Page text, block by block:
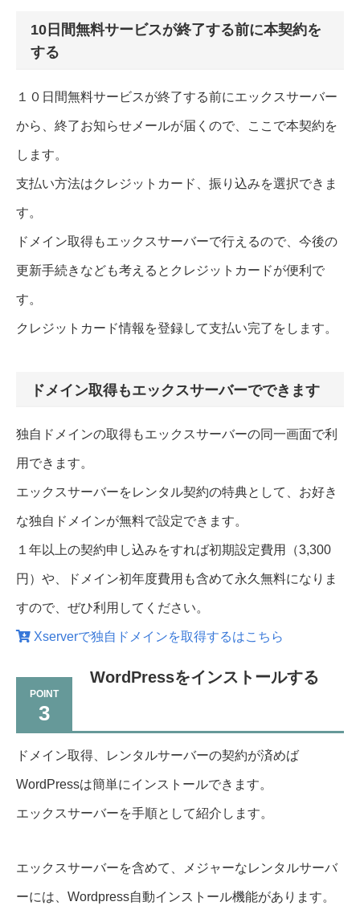
10日間無料サービスが終了する前に本契約を
する
１０日間無料サービスが終了する前にエックスサーバー
から、終了お知らせメールが届くので、ここで本契約を
します。
支払い方法はクレジットカード、振り込みを選択できま
す。
ドメイン取得もエックスサーバーで行えるので、今後の
更新手続きなども考えるとクレジットカードが便利で
す。
クレジットカード情報を登録して支払い完了をします。
ドメイン取得もエックスサーバーでできます
独自ドメインの取得もエックスサーバーの同一画面で利
用できます。
エックスサーバーをレンタル契約の特典として、お好き
な独自ドメインが無料で設定できます。
１年以上の契約申し込みをすれば初期設定費用（3,300
円）や、ドメイン初年度費用も含めて永久無料になりま
すので、ぜひ利用してください。
Xserverで独自ドメインを取得するはこちら
3
WordPressをインストールする
ドメイン取得、レンタルサーバーの契約が済めば
WordPressは簡単にインストールできます。
エックスサーバーを手順として紹介します。
エックスサーバーを含めて、メジャーなレンタルサーバ
ーには、Wordpress自動インストール機能があります。